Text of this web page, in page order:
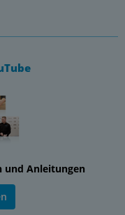
Anleitungen